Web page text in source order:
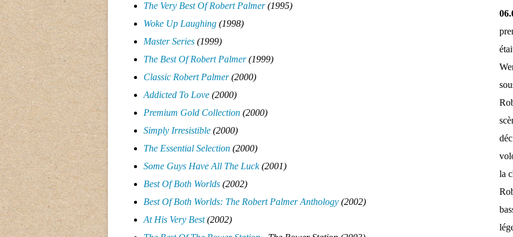
The Very Best Of Robert Palmer(1995)
Woke Up Laughing (1998)
Master Series (1999)
The Best Of Robert Palmer(1999)
Classic Robert Palmer(2000)
Addicted To Love (2000)
Premium Gold Collection (2000)
Simply Irresistible (2000)
The Essential Selection (2000)
Some Guys Have All The Luck(2001)
Best Of Both Worlds (2002)
Best Of Both Worlds: The Robert Palmer Anthology (2002)
At His Very Best(2002)
la